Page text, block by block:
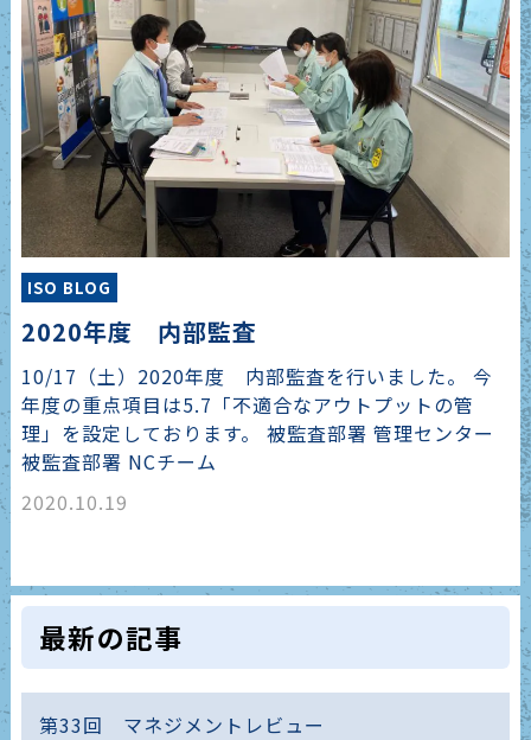
ISO BLOG
2020年度 内部監査
10/17（土）2020年度 内部監査を行いました。 今
年度の重点項目は5.7「不適合なアウトプットの管
理」を設定しております。 被監査部署 管理センター
被監査部署 NCチーム
2020.10.19
最新の記事
第33回 マネジメントレビュー